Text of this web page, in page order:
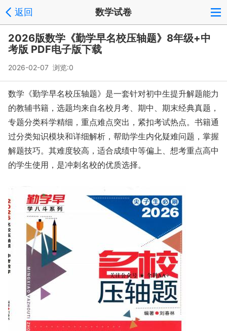
返回 数学试卷
2026版数学《勤学早名校压轴题》8年级+中
考版 PDF电子版下载
2026-02-07 浏览:0
数学《勤学早名校压轴题》是一套针对初中生提升解题能力
的教辅书籍，选题均来自名校月考、期中、期末经典真题，
专题分类科学精细，重点难点突出，紧扣考试热点。书籍通
过分类知识模块和详细解析，帮助学生内化疑难问题，掌握
解题技巧。其难度较高，适合成绩中等偏上、想考重点高中
的学生使用，是冲刺名校的优质选择。